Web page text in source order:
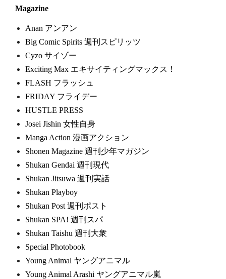
Magazine
Anan アンアン
Big Comic Spirits 週刊スピリッツ
Cyzo サイゾー
Exciting Max エキサイティングマックス！
FLASH フラッシュ
FRIDAY フライデー
HUSTLE PRESS
Josei Jishin 女性自身
Manga Action 漫画アクション
Shonen Magazine 週刊少年マガジン
Shukan Gendai 週刊現代
Shukan Jitsuwa 週刊実話
Shukan Playboy
Shukan Post 週刊ポスト
Shukan SPA! 週刊スパ
Shukan Taishu 週刊大衆
Special Photobook
Young Animal ヤングアニマル
Young Animal Arashi ヤングアニマル嵐